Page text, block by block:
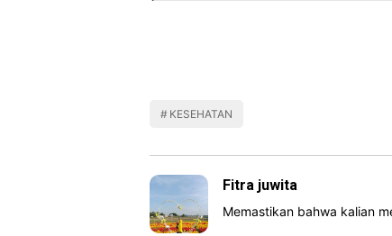
KESEHATAN
Fitra juwita
Memastikan bahwa kalian